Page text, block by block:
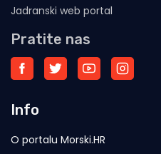
Jadranski web portal
Pratite nas
Info
O portalu Morski.HR